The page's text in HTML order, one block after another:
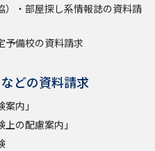
）・部屋探し系情報誌の資料請
予備校の資料請求
どの資料請求
内」
の配慮案内」